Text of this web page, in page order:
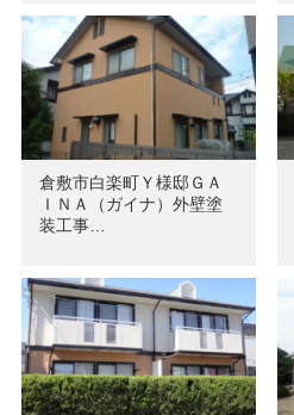
倉敷市白楽町Ｙ様邸ＧＡ
ＩＮＡ（ガイナ）外壁塗
装工事…